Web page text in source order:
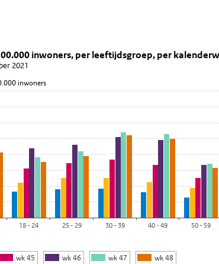
leeftijdsgroep
per 100.000 inwoners, per leeftijdsgroep, per
per 100.000 inwoners, per
2021
Leeftijdsgroep weergeeft.
Aantal meldingen per 100.000 inwoners weergeeft.
inwoners
inwoners, per leeftijdsgroep, per
2021
wk 45 wk 46 wk 47 wk 48
18 - 24 25 - 29 30 - 39 40 - 49 50 - 59